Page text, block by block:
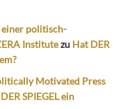
einer politisch-
Institutezu Hat DER
Motivated Press
SPIEGEL ein